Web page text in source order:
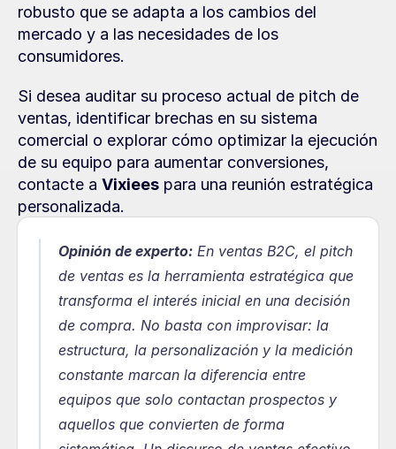
robusto que se adapta a los cambios del
mercado y a las necesidades de los
consumidores.
Si desea auditar su proceso actual de pitch de
ventas, identificar brechas en su sistema
comercial o explorar cómo optimizar la ejecución
de su equipo para aumentar conversiones,
contacte a Vixiees para una reunión estratégica
personalizada.
Opinión de experto: En ventas B2C, el pitch
de ventas es la herramienta estratégica que
transforma el interés inicial en una decisión
de compra. No basta con improvisar: la
estructura, la personalización y la medición
constante marcan la diferencia entre
equipos que solo contactan prospectos y
aquellos que convierten de forma